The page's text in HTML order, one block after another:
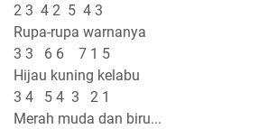
2 3 4 2 5 4 3
Rupa-rupa warnanya
3 3 6 6 7 1 5
Hijau kuning kelabu
3 4 5 4 3 2 1
Merah muda dan biru...